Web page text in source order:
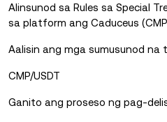
Alinsunod sa Rules sa Special
sa platform ang Caduceus
Aalisin ang mga sumusunod na
CMP/USDT
Ganito ang proseso ng pag-